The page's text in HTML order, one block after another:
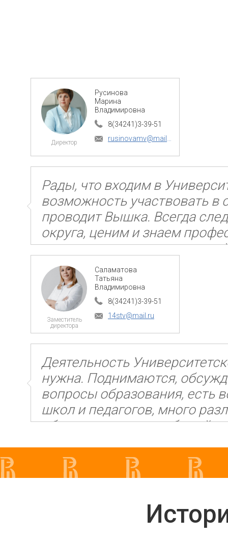
Русинова
Марина
Владимировна
8(34241)3-39-51
Рады, что входим в
возможность участвовать в
проводит Вышка. Всегда
округа, ценим и знаем
сотрудников,
сотрудничать дальше.
Саламатова
Татьяна
Владимировна
8(34241)3-39-51
14stv@mail.ru
Деятельность
нужна. Поднимаются,
вопросы образования, есть
школ и педагогов, много
образовательных событий
апробации нового опыта.